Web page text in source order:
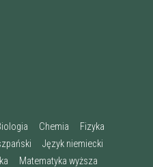
Chemia
Fizyka
Język niemiecki
Matematyka wyższa